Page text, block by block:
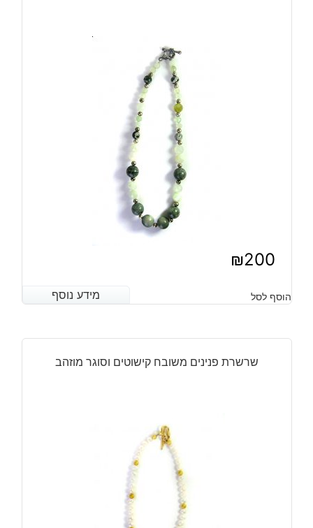
₪200
מידע נוסף הוסף לסל מידע נוסף
שרשרת פנינים משובח קישוטים וסוגר מוזהב